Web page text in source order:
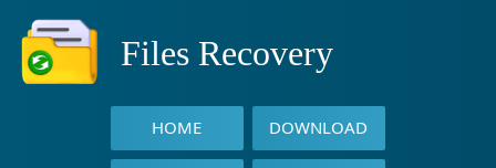
Files Recovery
HOME DOWNLOAD